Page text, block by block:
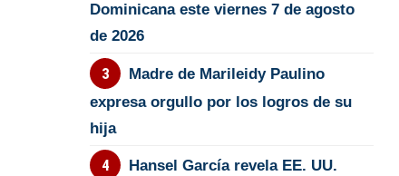
Dominicana este viernes 7 de agosto
de 2026
Madre de Marileidy Paulino
expresa orgullo por los logros de su
hija
Hansel García revela EE. UU.